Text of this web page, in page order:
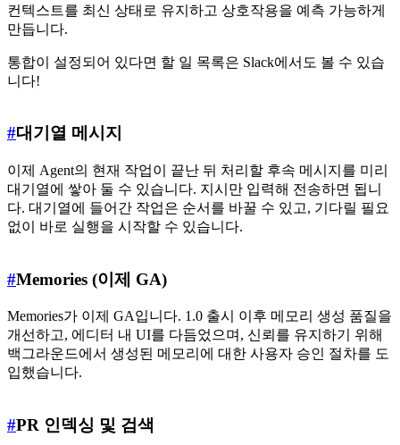
컨텍스트를 최신 상태로 유지하고 상호작용을 예측 가능하게
만듭니다.
통합이 설정되어 있다면 할 일 목록은 Slack에서도 볼 수 있습
니다!
#대기열 메시지
이제 Agent의 현재 작업이 끝난 뒤 처리할 후속 메시지를 미리
대기열에 쌓아 둘 수 있습니다. 지시만 입력해 전송하면 됩니
다. 대기열에 들어간 작업은 순서를 바꿀 수 있고, 기다릴 필요
없이 바로 실행을 시작할 수 있습니다.
#Memories (이제 GA)
Memories가 이제 GA입니다. 1.0 출시 이후 메모리 생성 품질을
개선하고, 에디터 내 UI를 다듬었으며, 신뢰를 유지하기 위해
백그라운드에서 생성된 메모리에 대한 사용자 승인 절차를 도
입했습니다.
#PR 인덱싱 및 검색